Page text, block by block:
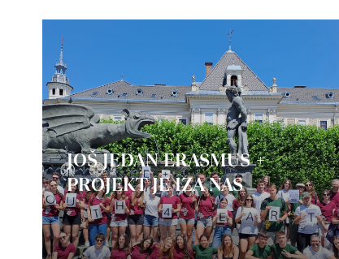
JOŠ JEDAN ERASMUS +
PROJEKT JE IZA NAS